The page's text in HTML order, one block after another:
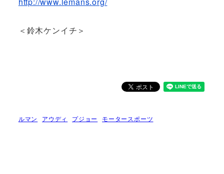
＜鈴木ケンイチ＞
ルマン アウディ プジョー モータースポーツ